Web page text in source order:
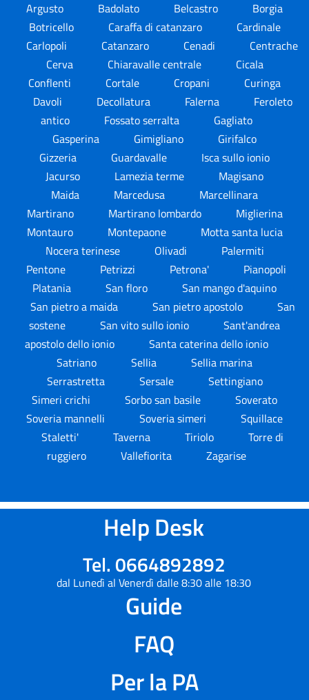
Argusto
Badolato Belcastro
Borgia
Botricello
Caraffa di catanzaro
Cardinale
Carlopoli
Catanzaro Cenadi
Centrache
Cerva
Chiaravalle centrale
Cicala
Conflenti
Cortale Cropani
Curinga
Davoli
Decollatura Falerna
Feroleto
antico
Fossato serralta
Gagliato
Gasperina
Gimigliano
Girifalco
Gizzeria
Guardavalle
Isca sullo ionio
Jacurso
Lamezia terme
Magisano
Maida
Marcedusa
Marcellinara
Martirano
Martirano lombardo
Miglierina
Montauro
Montepaone
Motta santa lucia
Nocera terinese
Olivadi
Palermiti
Pentone
Petrizzi Petrona'
Pianopoli
Platania
San floro
San mango d'aquino
San pietro a maida
San pietro apostolo
San
sostene
San vito sullo ionio
Sant'andrea
apostolo dello ionio
Santa caterina dello ionio
Satriano
Sellia
Sellia marina
Serrastretta
Sersale
Settingiano
Simeri crichi
Sorbo san basile
Soverato
Soveria mannelli
Soveria simeri
Squillace
Staletti'
Taverna Tiriolo
Torre di
ruggiero
Vallefiorita Zagarise
Help Desk
Tel. 0664892892
dal Lunedì al Venerdì dalle 8:30 alle 18:30
Guide
FAQ
Per la PA